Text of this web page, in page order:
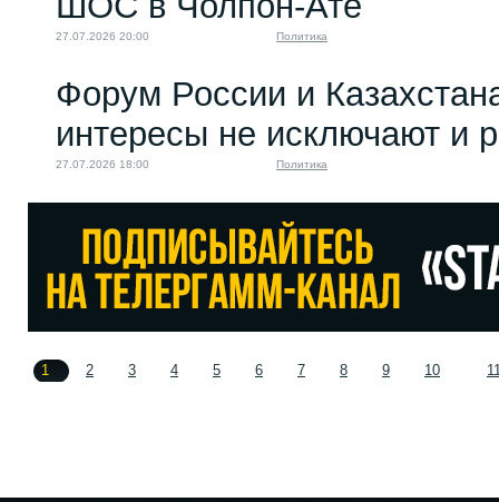
27.07.2026 20:00 Политика
Форум России и
интересы не исключают и
27.07.2026 18:00 Политика
1 2 3 4 5 6 7 8 9 10